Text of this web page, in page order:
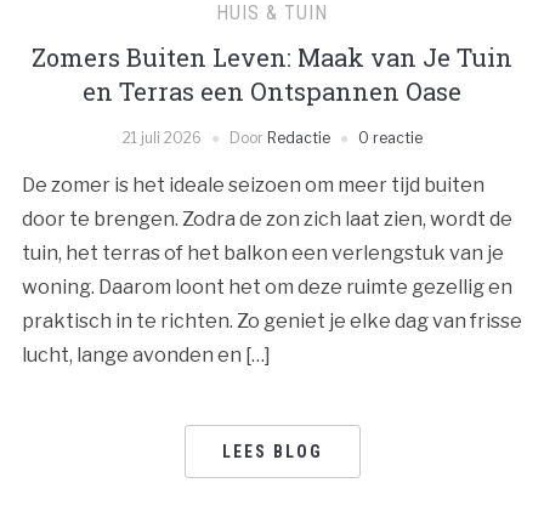
HUIS & TUIN
Zomers Buiten Leven: Maak van Je Tuin
en Terras een Ontspannen Oase
21 juli 2026 Door Redactie 0 reactie
De zomer is het ideale seizoen om meer tijd buiten
door te brengen. Zodra de zon zich laat zien, wordt de
tuin, het terras of het balkon een verlengstuk van je
woning. Daarom loont het om deze ruimte gezellig en
praktisch in te richten. Zo geniet je elke dag van frisse
lucht, lange avonden en […]
LEES BLOG